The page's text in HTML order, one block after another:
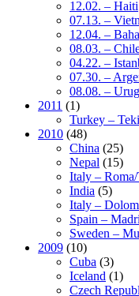
12.02. – Haiti
07.13. –
12.04. –
08.03. –
04.22. –
07.30. –
08.08. –
2011 (1)
Turkey –
2010 (48)
China (25)
Nepal (15)
Italy –
India (5)
Italy –
Spain –
Sweden –
2009 (10)
Cuba (3)
Iceland (1)
Czech